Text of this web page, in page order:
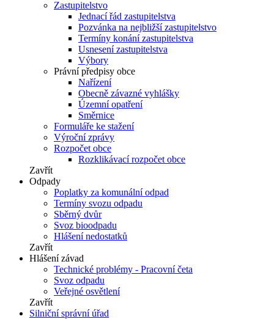
Zastupitelstvo
Jednací řád zastupitelstva
Pozvánka na nejbližší zastupitelstvo
Termíny konání zastupitelstva
Usnesení zastupitelstva
Výbory
Právní předpisy obce
Nařízení
Obecně závazné vyhlášky
Územní opatření
Směrnice
Formuláře ke stažení
Výroční zprávy
Rozpočet obce
Rozklikávací rozpočet obce
Zavřít
Odpady
Poplatky za komunální odpad
Termíny svozu odpadu
Sběrný dvůr
Svoz bioodpadu
Hlášení nedostatků
Zavřít
Hlášení závad
Technické problémy - Pracovní četa
Svoz odpadu
Veřejné osvětlení
Zavřít
Silniční správní úřad